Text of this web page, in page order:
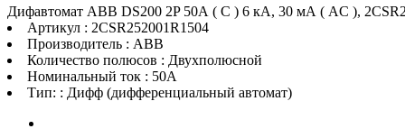
Дифавтомат ABB DS200 2P 50А ( C ) 6 кА, 30 мА ( AC ),
Артикул : 2CSR252001R1504
Производитель : ABB
Количество полюсов : Двухполюсной
Номинальный ток : 50A
Тип: : Дифф (дифференциальный автомат)